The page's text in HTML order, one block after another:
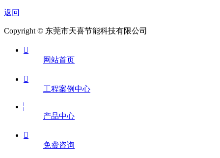
返回
Copyright © 东莞市天喜节能科技有限公司

网站首页

工程案例中心
产品中心

免费咨询